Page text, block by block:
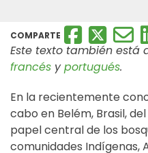
COMPARTE
Este texto también está
francés yportugués.
En la recientemente
cabo en Belém, Brasil,
papel central de los
comunidades Indígenas,